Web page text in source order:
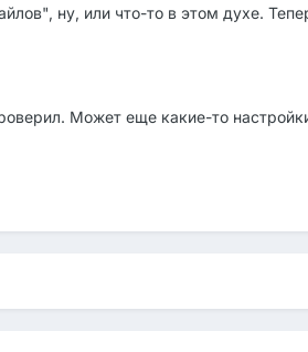
ну, или что-то в этом духе.
Может еще какие-то